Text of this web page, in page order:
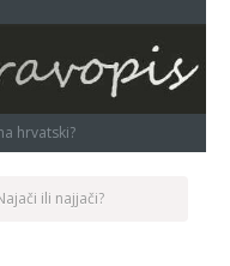
hrvatski?
ili najjači?